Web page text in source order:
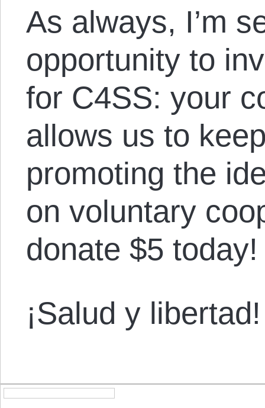
As always, I’m
opportunity to
for C4SS: your
allows us to
promoting the
on voluntary
donate $5 today!
¡Salud y libertad!